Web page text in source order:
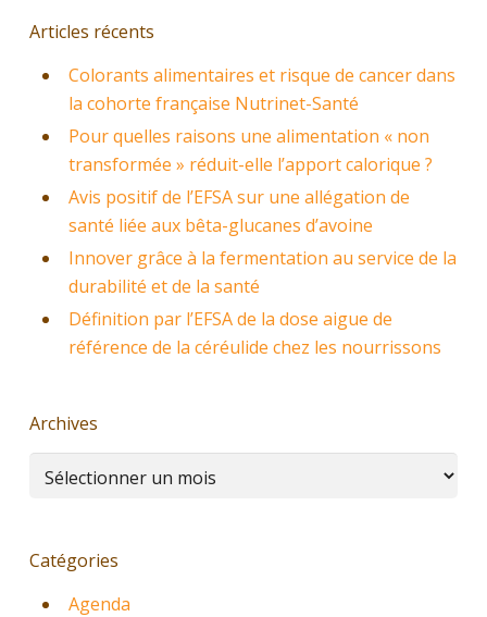
Articles récents
Colorants alimentaires et risque de cancer dans
la cohorte française Nutrinet-Santé
Pour quelles raisons une alimentation « non
transformée » réduit-elle l’apport calorique ?
Avis positif de l’EFSA sur une allégation de
santé liée aux bêta-glucanes d’avoine
Innover grâce à la fermentation au service de la
durabilité et de la santé
Définition par l’EFSA de la dose aigue de
référence de la céréulide chez les nourrissons
Archives
Archives
Catégories
Agenda